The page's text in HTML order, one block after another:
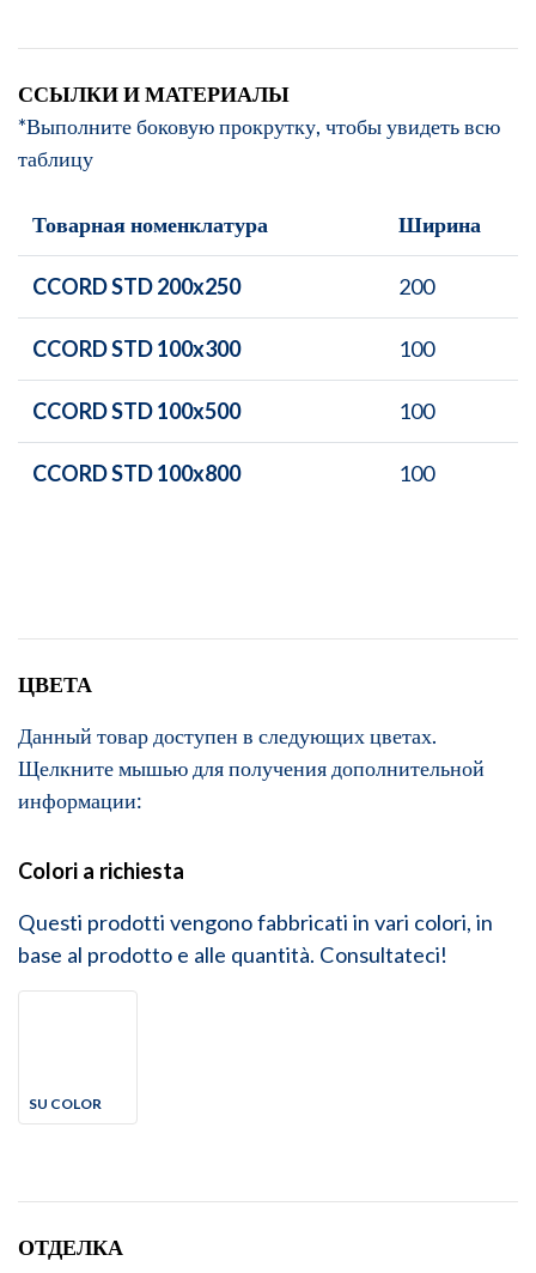
ССЫЛКИ И МАТЕРИАЛЫ
*Выполните боковую прокрутку, чтобы увидеть всю
таблицу
Товарная номенклатура Ширина
CCORD STD 200x250 200
CCORD STD 100x300 100
CCORD STD 100x500 100
CCORD STD 100x800 100
ЦВЕТА
Данный товар доступен в следующих цветах.
Щелкните мышью для получения дополнительной
информации:
Colori a richiesta
Questi prodotti vengono fabbricati in vari colori, in
base al prodotto e alle quantità. Consultateci!
SU COLOR
ОТДЕЛКА